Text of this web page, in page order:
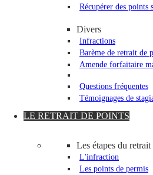
Récupérer des
Divers
Infractions
Barème de retrait de
Amende forfaitaire
Questions fréquentes
Témoignages de
LE RETRAIT DE POINTS
Les étapes du retrait
L'infraction
Les points de permis